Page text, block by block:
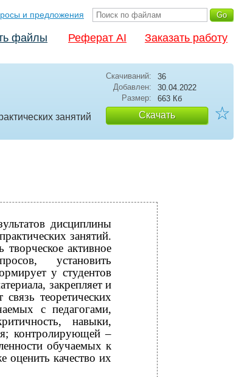
и предложения
файлы Реферат AI Заказать работу
занятий
Скачиваний:
36
Добавлен:
30.04.2022
Размер:
663 Кб
Скачать ☆
дисциплины
занятий.
активное
установить
у студентов
закрепляет и
теоретических
с педагогами,
навыки,
контролирующей –
обучаемых к
оценить качество их